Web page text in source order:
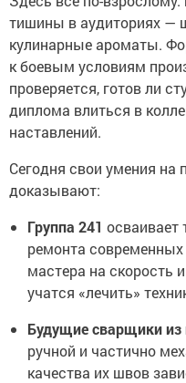
тишины в аудиториях —
кулинарные ароматы.
к боевым условиям
проверяется, готов ли
диплома влиться в
наставлений.
Сегодня свои умения на
доказывают:
Группа 241 осваивает
ремонта
мастера на скорость
учатся «лечить»
Будущие сварщики из
ручной и частично
качества их швов